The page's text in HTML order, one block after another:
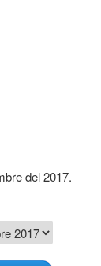
del 2017.